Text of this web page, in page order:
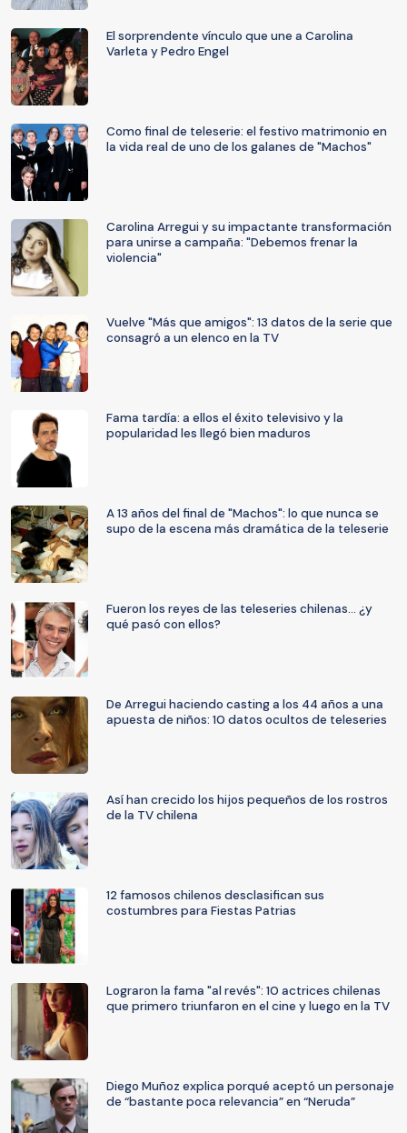
El sorprendente vínculo que une a Carolina
Varleta y Pedro Engel
Como final de teleserie: el festivo matrimonio en
la vida real de uno de los galanes de "Machos"
Carolina Arregui y su impactante transformación
para unirse a campaña: "Debemos frenar la
violencia"
Vuelve "Más que amigos": 13 datos de la serie que
consagró a un elenco en la TV
Fama tardía: a ellos el éxito televisivo y la
popularidad les llegó bien maduros
A 13 años del final de "Machos": lo que nunca se
supo de la escena más dramática de la teleserie
Fueron los reyes de las teleseries chilenas… ¿y
qué pasó con ellos?
De Arregui haciendo casting a los 44 años a una
apuesta de niños: 10 datos ocultos de teleseries
Así han crecido los hijos pequeños de los rostros
de la TV chilena
12 famosos chilenos desclasifican sus
costumbres para Fiestas Patrias
Lograron la fama "al revés": 10 actrices chilenas
que primero triunfaron en el cine y luego en la TV
Diego Muñoz explica porqué aceptó un personaje
de “bastante poca relevancia” en “Neruda”